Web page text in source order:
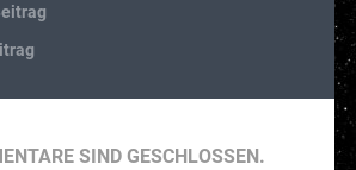
SIND GESCHLOSSEN.